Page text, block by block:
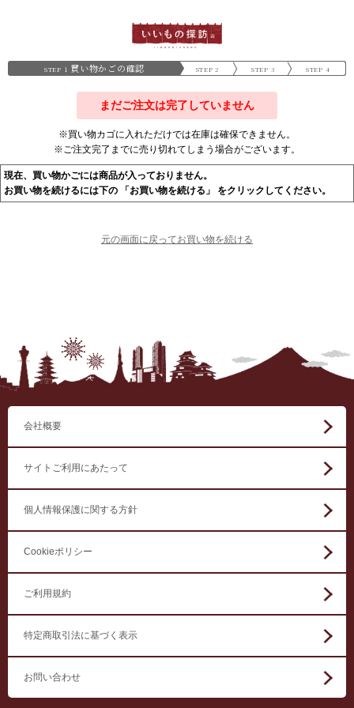
STEP 1 買い物かごの確認 STEP 2 STEP 3 STEP 4
まだご注文は完了していません
※買い物カゴに入れただけでは在庫は確保できません。
※ご注文完了までに売り切れてしまう場合がございます。
現在、買い物かごには商品が入っておりません。
お買い物を続けるには下の 「お買い物を続ける」 をクリックしてください。
会社概要
サイトご利用にあたって
個人情報保護に関する方針
Cookieポリシー
ご利用規約
特定商取引法に基づく表示
お問い合わせ